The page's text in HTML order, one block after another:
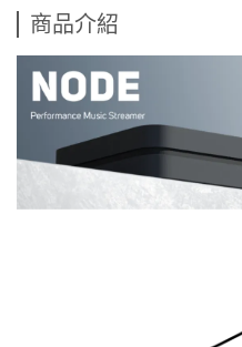
商品介紹